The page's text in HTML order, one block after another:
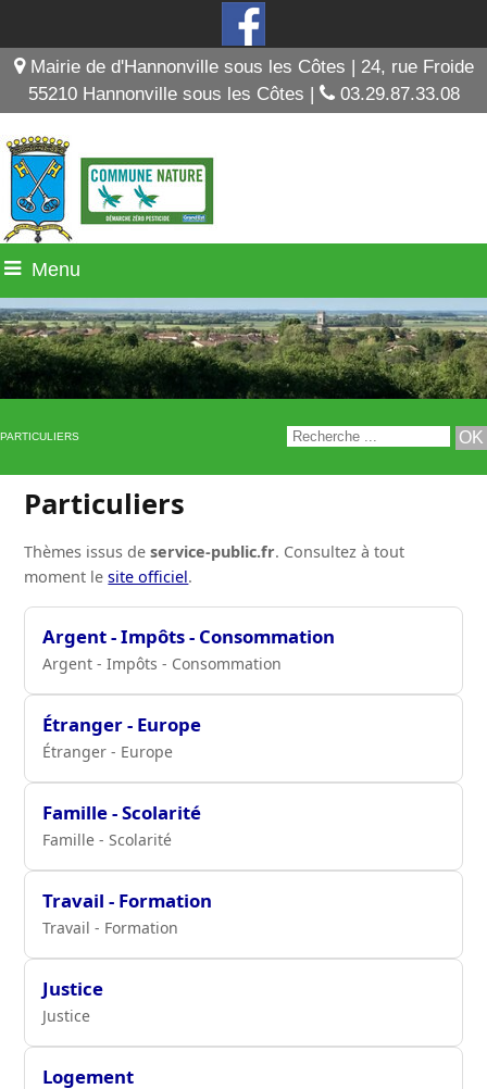
Mairie de d'Hannonville sous les Côtes | 24, rue Froide
55210 Hannonville sous les Côtes |
03.29.87.33.08
Menu
PARTICULIERS
Particuliers
Thèmes issus deservice-public.fr. Consultez à tout
moment lesite officiel.
Argent - Impôts - Consommation
Argent - Impôts - Consommation
Étranger - Europe
Étranger - Europe
Famille - Scolarité
Famille - Scolarité
Travail - Formation
Travail - Formation
Justice
Justice
Logement